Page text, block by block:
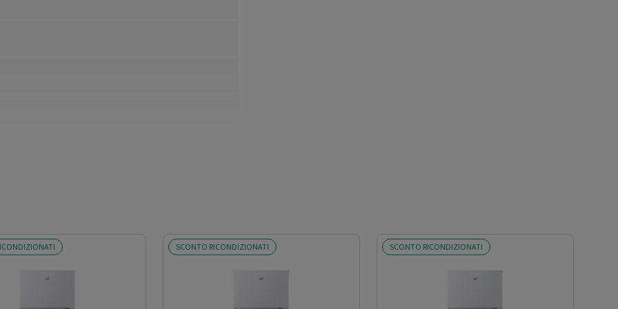
SCONTO RICONDIZIONATI SCONTO RICONDIZIONATI